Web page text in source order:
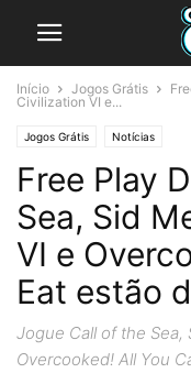
Início Jogos Grátis
Civilization VI e...
Jogos Grátis Notícias
Free Play
Sea, Sid
VI e
Eat estão
Jogue Call of the Sea,
Overcooked! All You